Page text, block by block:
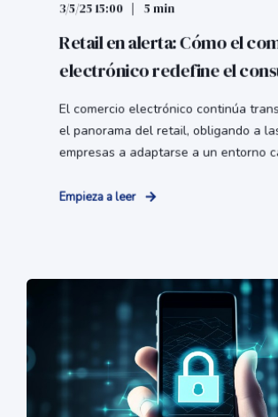
3/5/25 15:00 5 min
Retail en alerta: Cómo el
electrónico redefine el
El comercio electrónico continúa
el panorama del retail, obligando a
empresas a adaptarse a un entorno
Empieza a leer